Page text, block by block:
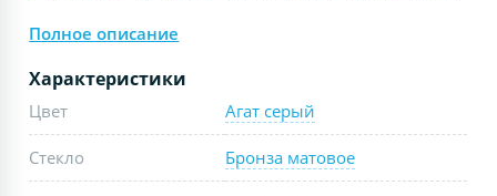
Полное описание
Характеристики
Цвет Агат серый
Стекло Бронза матовое